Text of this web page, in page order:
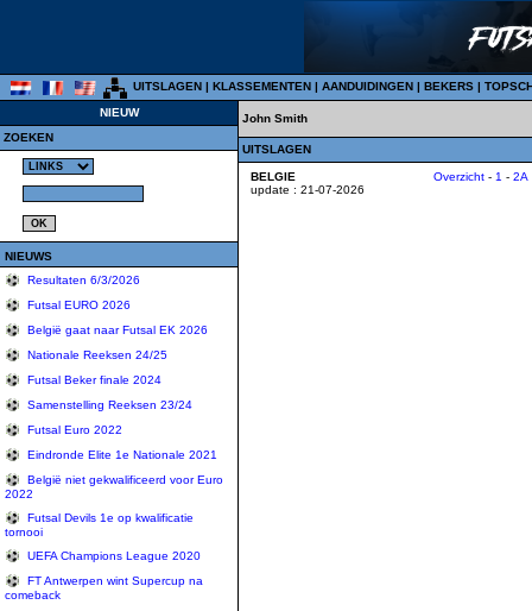
UITSLAGEN | KLASSEMENTEN | AANDUIDINGEN | BEKERS |
NIEUW
ZOEKEN
NIEUWS
Resultaten 6/3/2026
Futsal EURO 2026
België gaat naar Futsal EK 2026
Nationale Reeksen 24/25
Futsal Beker finale 2024
Samenstelling Reeksen 23/24
Futsal Euro 2022
Eindronde Elite 1e Nationale 2021
België niet gekwalificeerd voor Euro
2022
Futsal Devils 1e op kwalificatie
tornooi
UEFA Champions League 2020
FT Antwerpen wint Supercup na
comeback
John Smith
UITSLAGEN
BELGIE
update : 21-07-2026
Overzicht - 1 - 2A